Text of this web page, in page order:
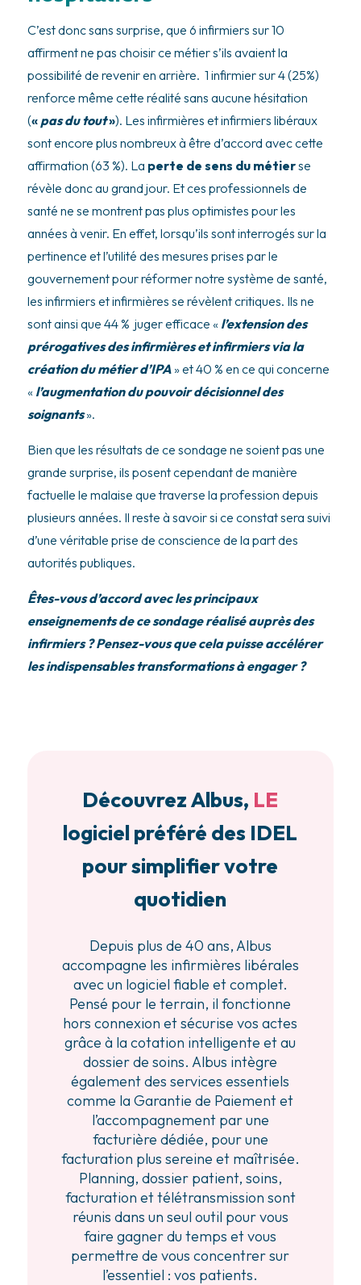
C’est donc sans surprise, que 6 infirmiers sur 10
affirment ne pas choisir ce métier s’ils avaient la
possibilité de revenir en arrière. 1 infirmier sur 4 (25%)
renforce même cette réalité sans aucune hésitation
(« pas du tout»). Les infirmières et infirmiers libéraux
sont encore plus nombreux à être d’accord avec cette
affirmation (63 %). La perte de sens du métierse
révèle donc au grand jour. Et ces professionnels de
santé ne se montrent pas plus optimistes pour les
années à venir. En effet, lorsqu’ils sont interrogés sur la
pertinence et l’utilité des mesures prises par le
gouvernement pour réformer notre système de santé,
les infirmiers et infirmières se révèlent critiques. Ils ne
sont ainsi que 44 % juger efficace « l’extension des
prérogatives des infirmières et infirmiers via la
création du métier d’IPA » et 40 % en ce qui concerne
« l’augmentation du pouvoir décisionnel des
soignants ».
Bien que les résultats de ce sondage ne soient pas une
grande surprise, ils posent cependant de manière
factuelle le malaise que traverse la profession depuis
plusieurs années. Il reste à savoir si ce constat sera suivi
d’une véritable prise de conscience de la part des
autorités publiques.
Êtes-vous d’accord avec les principaux
enseignements de ce sondage réalisé auprès des
infirmiers ? Pensez-vous que cela puisse accélérer
les indispensables transformations à engager ?
Découvrez Albus, LE
logiciel préféré des IDEL
pour simplifier votre
quotidien
Depuis plus de 40 ans, Albus
accompagne les infirmières libérales
avec un logiciel fiable et complet.
Pensé pour le terrain, il fonctionne
hors connexion et sécurise vos actes
grâce à la cotation intelligente et au
dossier de soins. Albus intègre
également des services essentiels
comme la Garantie de Paiement et
l’accompagnement par une
facturière dédiée, pour une
facturation plus sereine et maîtrisée.
Planning, dossier patient, soins,
facturation et télétransmission sont
réunis dans un seul outil pour vous
faire gagner du temps et vous
permettre de vous concentrer sur
l’essentiel : vos patients.